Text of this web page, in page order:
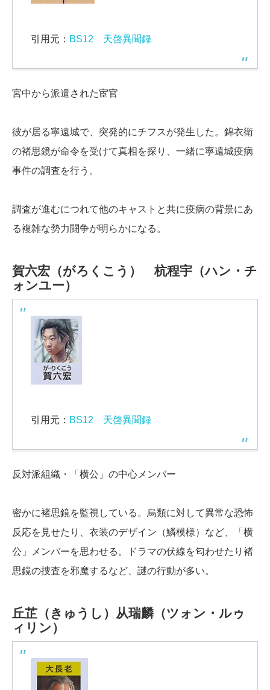
引用元： BS12 天啓異聞録
宮中から派遣された宦官
彼が居る寧遠城で、突発的にチフスが発生した。錦衣衛
の褚思鏡が命令を受けて真相を探り、一緒に寧遠城疫病
事件の調査を行う。
調査が進むにつれて他のキャストと共に疫病の背景にあ
る複雑な勢力闘争が明らかになる。
賀六宏（がろくこう）杭程宇（ハン・チ
ォンユー）
引用元： BS12 天啓異聞録
反対派組織・「横公」の中心メンバー
密かに褚思鏡を監視している。烏類に対して異常な恐怖
反応を見せたり、衣装のデザイン（鱗模様）など、「横
公」メンバーを思わせる。ドラマの伏線を匂わせたり褚
思鏡の捜査を邪魔するなど、謎の行動が多い。
丘芷（きゅうし） 从瑞麟（ツォン・ルゥ
ィリン）